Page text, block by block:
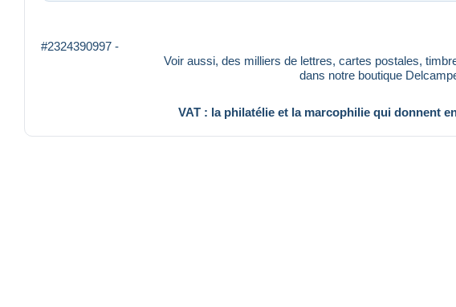
#2324390997 -
Voir aussi, des milliers de lettres, cartes postales,
dans notre boutique
VAT : la philatélie et la marcophilie qui donnent